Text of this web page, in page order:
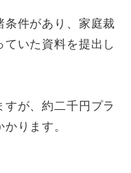
件があり、家庭裁
いた資料を提出し
が、約二千円プラ
ります。